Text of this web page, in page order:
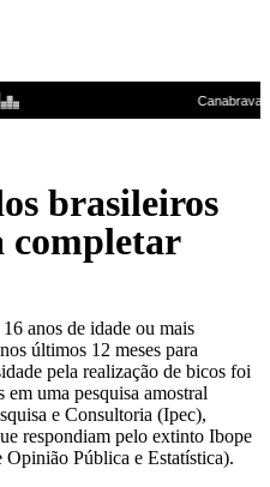
brasileiros
completar
anos de idade ou mais
últimos 12 meses para
pela realização de bicos foi
uma pesquisa amostral
e Consultoria (Ipec),
respondiam pelo extinto Ibope
Pública e Estatística).